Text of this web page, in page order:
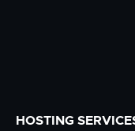
HOSTING